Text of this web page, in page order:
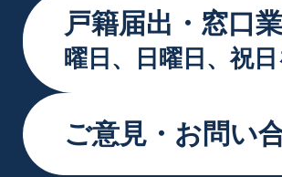
戸籍届出・窓口
曜日、日曜日、祝日
ご意見・お問い